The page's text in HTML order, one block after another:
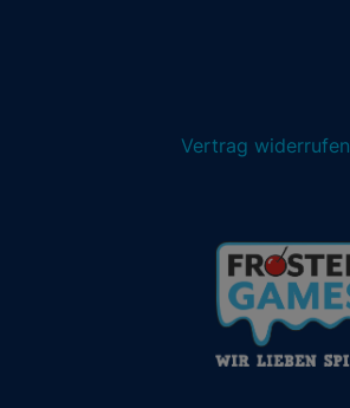
Vertrag widerrufen